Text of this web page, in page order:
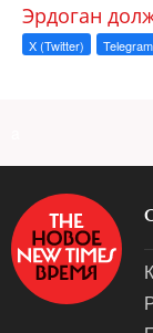
Эрдоган
X (Twitter) Telegram